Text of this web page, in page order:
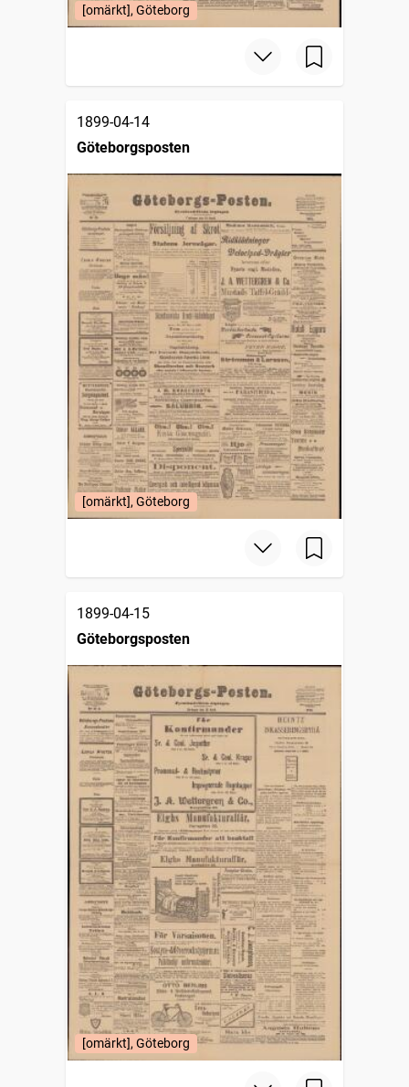
[omärkt], Göteborg
1899-04-14
Göteborgsposten
[omärkt], Göteborg
1899-04-15
Göteborgsposten
[omärkt], Göteborg